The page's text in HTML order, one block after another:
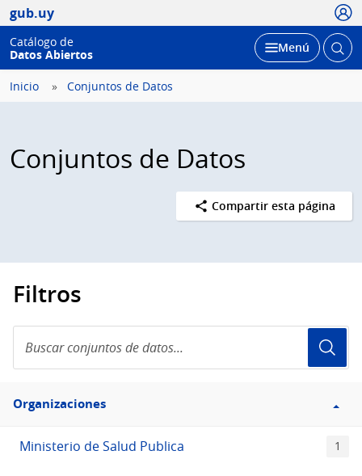
gub.uy
Catálogo de
Datos Abiertos
Desplegar
Menú Abrir
Inicio Conjuntos de Datos
Conjuntos de Datos
Compartir esta página
Filtros
conjuntos
de
Filtro
Organizaciones
Organizaciones
Ministerio de Salud Publica 1